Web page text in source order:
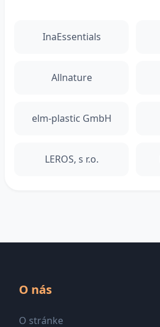
InaEssentials
Allnature
elm-plastic GmbH
LEROS, s r.o.
O nás
O stránke